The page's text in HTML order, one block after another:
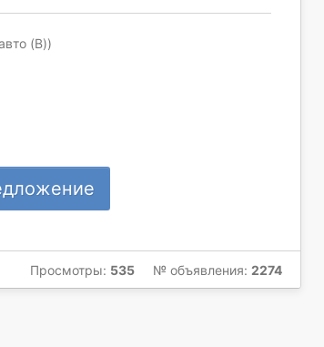
(B))
Просмотры: 535 № объявления: 2274